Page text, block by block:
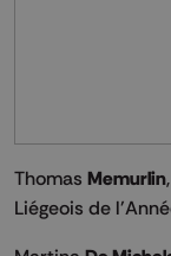
Thomas Memurlin
Liégeois de